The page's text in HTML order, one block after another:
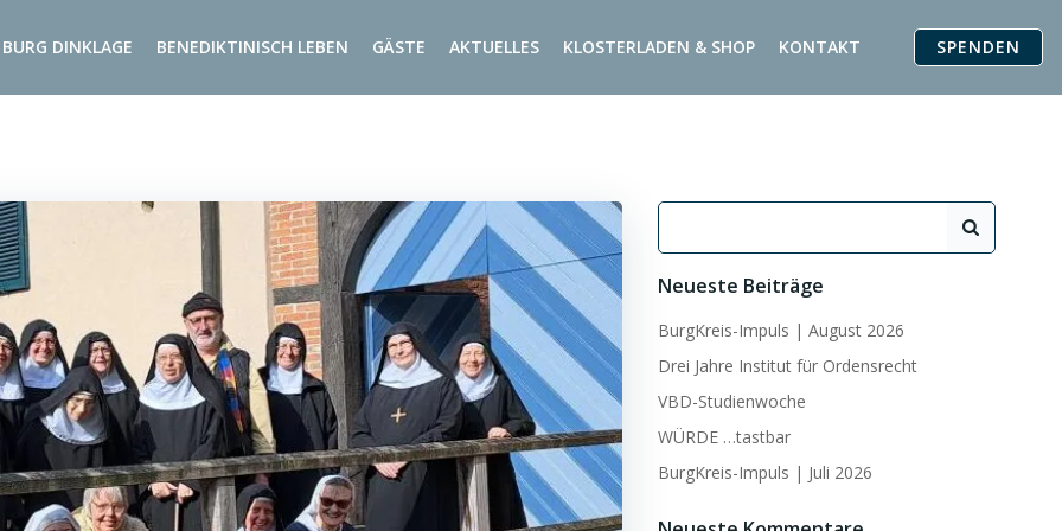
BURG DINKLAGE BENEDIKTINISCH LEBEN GÄSTE AKTUELLES KLOSTERLADEN & SHOP KONTAKT SPENDEN
for:
Neueste Beiträge
BurgKreis-Impuls | August 2026
Drei Jahre Institut für Ordensrecht
VBD-Studienwoche
WÜRDE …tastbar
BurgKreis-Impuls | Juli 2026